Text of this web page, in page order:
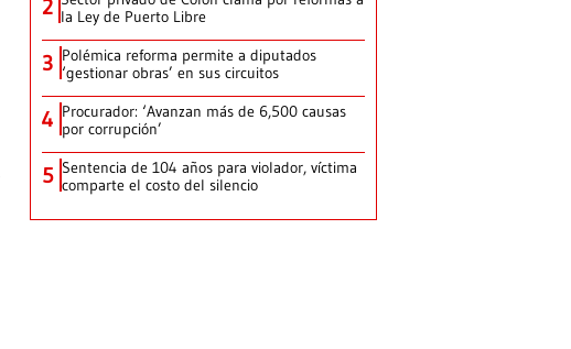
2 la Ley de Puerto Libre
3 Polémica reforma permite a diputados
‘gestionar obras’ en sus circuitos
4 Procurador: ‘Avanzan más de 6,500 causas
por corrupción’
5 Sentencia de 104 años para violador, víctima
comparte el costo del silencio